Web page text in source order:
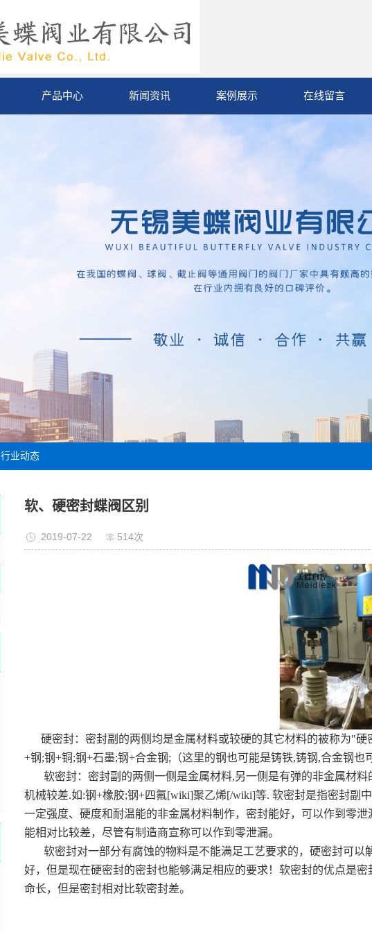
产品中心 新闻资讯 案例展示 在线留言
行业动态
软、硬密封蝶阀区别
2019-07-22 514次
硬密封：密封副的两侧均是金属材料或较硬的其它材料的被称为"硬
+钢;钢+铜;钢+石墨;钢+合金钢;（这里的钢也可能是铸铁,铸钢,合金钢也
软密封：密封副的两侧一侧是金属材料,另一侧是有弹的非金属材料
机械较差.如:钢+橡胶;钢+四氟[wiki]聚乙烯[/wiki]等. 软密封是指密封副
一定强度、硬度和耐温能的非金属材料制作，密封能好，可以作到零
能相对比较差，尽管有制造商宣称可以作到零泄漏。
软密封对一部分有腐蚀的物料是不能满足工艺要求的，硬密封可以
好，但是现在硬密封的密封也能够满足相应的要求！软密封的优点是
命长，但是密封相对比软密封差。